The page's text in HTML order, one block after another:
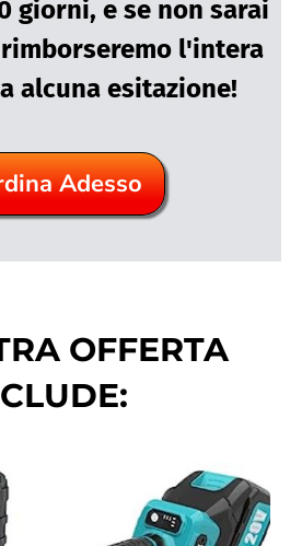
giorni, e se non sarai
l'intera
alcuna esitazione!
Adesso
OFFERTA